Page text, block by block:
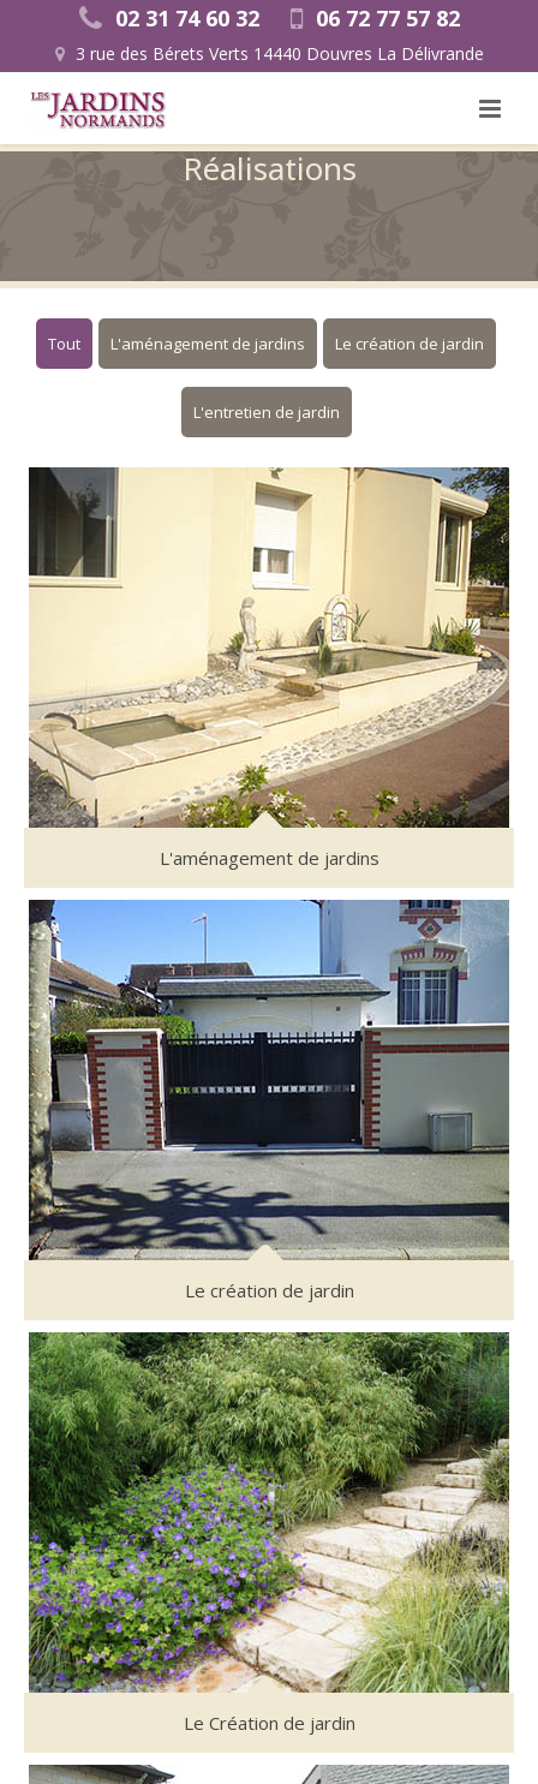
02 31 74 60 32 06 72 77 57 82
3 rue des Bérets Verts 14440 Douvres La Délivrande
Réalisations
Tout L'aménagement de jardins Le création de jardin
L'entretien de jardin
L'aménagement de jardins
Le création de jardin
Le Création de jardin